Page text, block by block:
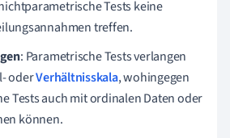
Tests keine
treffen.
: Parametrische Tests verlangen
oderVerhältnisskala, wohingegen
Tests auch mit ordinalen Daten oder
können.